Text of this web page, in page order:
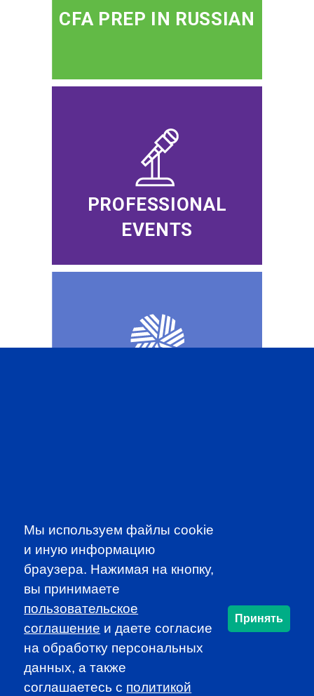
CFA PREP IN RUSSIAN
PROFESSIONAL
EVENTS
NEWSLETTER
to be the first to know about all
CFA news, events an programms
SUBSCRIBE
CFA Association Russia. Ассоциация CFA (Россия) не
занимается вопросами приема документов и сдачи
экзаменов - это исключительная сфера Института CFA.
Мы используем файлы cookie
и иную информацию
браузера. Нажимая на кнопку,
вы принимаете
пользовательское
соглашение и даете согласие
на обработку персональных
данных, а также
соглашаетесь c политикой
Принять